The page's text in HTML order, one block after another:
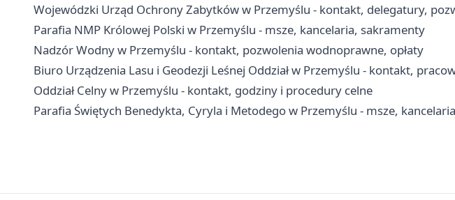
Wojewódzki Urząd Ochrony Zabytków w Przemyślu - kontakt, delegatury,
Parafia NMP Królowej Polski w Przemyślu - msze, kancelaria, sakramenty
Nadzór Wodny w Przemyślu - kontakt, pozwolenia wodnoprawne, opłaty
Biuro Urządzenia Lasu i Geodezji Leśnej Oddział w Przemyślu - kontakt,
Oddział Celny w Przemyślu - kontakt, godziny i procedury celne
Parafia Świętych Benedykta, Cyryla i Metodego w Przemyślu - msze,